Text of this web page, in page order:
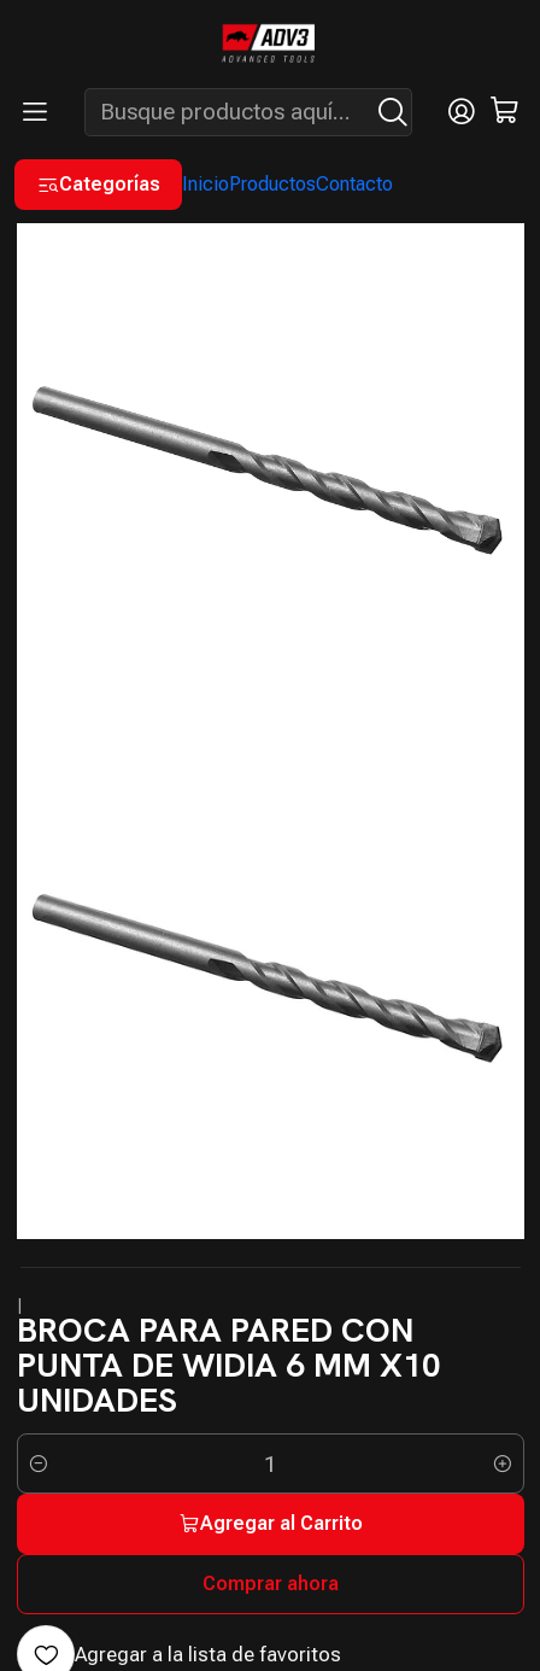
Categorías InicioProductosContacto
ENVÍOS GRATIS A PARTIR DE COMPRAS MAYORES A $200.000 -
ATENCIÓN: LUN. A VIÉ. DE 7 A 16 HS.
Inicio INSUMOS BROCAS
BROCAS DE WIDIA
|
BROCA PARA PARED CON
PUNTA DE WIDIA 6 MM X10
UNIDADES
Cantidad
Agregar al Carrito
Comprar ahora
Agregar a la lista de favoritos